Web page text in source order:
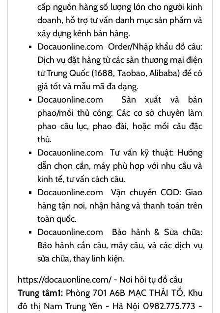
cấp nguồn hàng số lượng lớn cho người kinh
doanh, hỗ trợ tư vấn danh mục sản phẩm và
xây dựng kênh bán hàng.
Docauonline.com Order/Nhập khẩu đồ câu:
Dịch vụ đặt hàng từ các sàn thương mại điện
tử Trung Quốc (1688, Taobao, Alibaba) để có
giá tốt và mẫu mã đa dạng.
Docauonline.com Sản xuất và bán
phao/mồi thủ công: Các cơ sở chuyên làm
phao câu lục, phao đài, hoặc mồi câu đặc
thù.
Docauonline.com Tư vấn kỹ thuật: Hướng
dẫn chọn cần, máy phù hợp với nhu cầu và
kinh tế, tư vấn cách câu.
Docauonline.com Vận chuyển COD: Giao
hàng tận nơi, nhận hàng và thanh toán trên
toàn quốc.
Docauonline.com Bảo hành & Sửa chữa:
Bảo hành cần câu, máy câu, và các dịch vụ
sửa chữa, thay linh kiện.
https://docauonline.com/- Nơi hôi tụ đồ câu
Trung tâm1: Phòng 701 A6B MẠC THÁI TỔ, Khu
đô thị Nam Trung Yên - Hà Nội 0982.775.773 -